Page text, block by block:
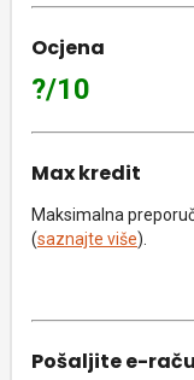
Ocjena
?/10
Max kredit
Maksimalna
(saznajte više).
Pošaljite e-